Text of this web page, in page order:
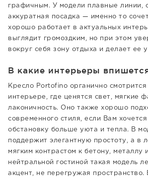
графичным. У модели плавные линии,
аккуратная посадка — именно то
хорошо работает в актуальных
выглядит громоздким, но при этом
вокруг себя зону отдыха и делает ее
В какие интерьеры
Кресло Portofino органично смотрится
интерьере, где ценятся свет, мягкие
лаконичность. Оно также хорошо
современного стиля, если Вам
обстановку больше уюта и тепла. В
поддержит элегантную простоту, а в
мягким контрастом к бетону, металлу
нейтральной гостиной такая модель
акцент, не перегружая пространство.